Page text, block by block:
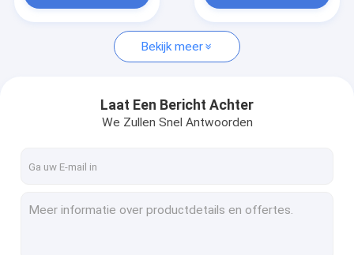
FLENSansi B16.5 ASME B16.47
FLENS JIS B2220
FLENSgost 33259
Bekijk meer
Laat Een Bericht Achter
We Zullen Snel Antwoorden